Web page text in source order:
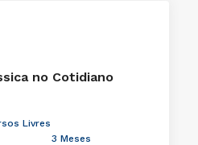
no Cotidiano
Livres
3 Meses